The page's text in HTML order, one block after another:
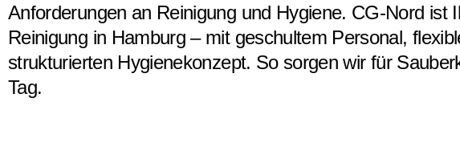
Anforderungen an Reinigung und Hygiene. CG‑Nord
Reinigung in Hamburg – mit geschultem Personal,
strukturierten Hygienekonzept. So sorgen wir für
Tag.